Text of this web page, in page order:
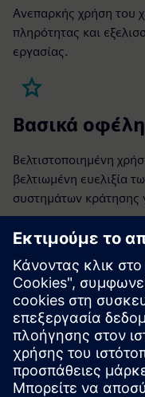
Ανεπαρκής χρήση του
πληρότητας και
εργασίας.
Βασικά οφέλη
Βελτιστοποιημένη
βελτιωμένη ευελιξία
συστημάτων κράτησης
KPIs
Ικανοποίηση των
Βελτιστοποιημένη